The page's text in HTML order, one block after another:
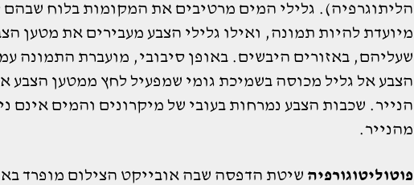
הליתוגרפיה). גלילי המים מרטיבים את המקומות בלוח שבהם
מיועדת להיות תמונה, ואילו גלילי הצבע מעבירים את מטען
שעליהם, באזורים היבשים. באופן סיבובי, מועברת התמונה
הצבע אל גליל מכוסה בשמיכת גומי שמפעיל לחץ ממטען הצבע
הנייר. שכבות הצבע נמרחות בעובי של מיקרונים והמים אינם
מהנייר.
פוטוליטוגורפיה שיטת הדפסה שבה אובייקט הצילום מופרד